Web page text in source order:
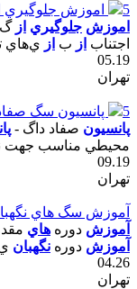
5
اموزش جلوگيري
اموزش جلوگيري از گ
اجتناب از ب از ي‌هاي
05.19
تهران
5
پانسيون سگ
پانسيون صفاد داگ -
محيطي مناسب جهت
09.19
تهران
آموزش سگ هاي
آموزش دوره هاي
آموزش دوره نگهبان
04.26
تهران